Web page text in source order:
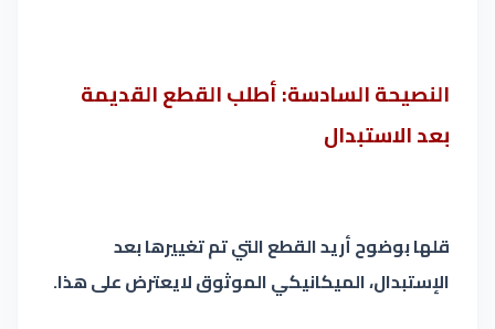
النصيحة السادسة: أطلب القطع القديمة
بعد الاستبدال
قلها بوضوح أريد القطع التي تم تغييرها بعد
الإستبدال، الميكانيكي الموثوق لايعترض على هذا.